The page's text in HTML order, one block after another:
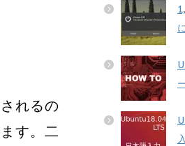
れるの
す。二